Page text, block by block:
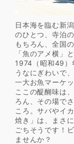
日本海を臨む新
のひとつ、寺泊
もちろん、全国
「魚のアメ横」
1974（昭和49）
うなにぎわいで
一大お魚マーケ
ここの醍醐味は
ろん、その場で
ころ。サバやイ
焼き」は、まさ
ごちそうです！
ませんか？